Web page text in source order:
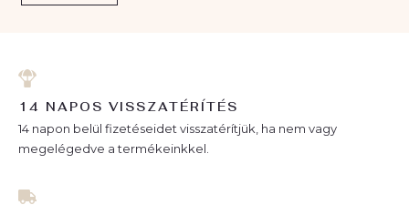
14 NAPOS VISSZATÉRÍTÉS
14 napon belül fizetéseidet visszatérítjük, ha nem vagy
megelégedve a termékeinkkel.